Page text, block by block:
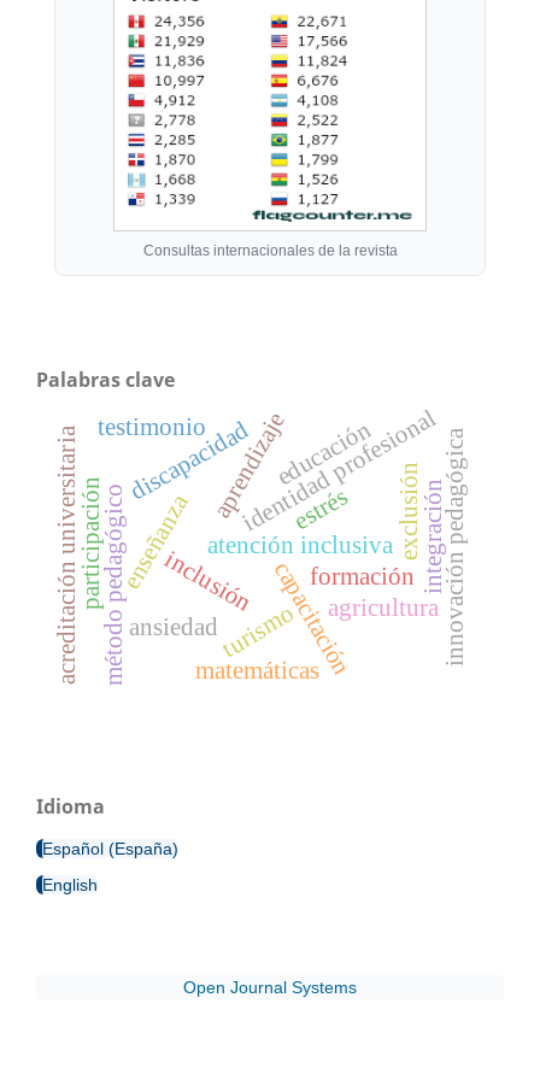
Consultas internacionales de la revista
Palabras clave
formación
atención inclusiva
identidad profesional
enseñanza
aprendizaje
inclusión
exclusión
discapacidad
capacitación
estrés
ansiedad
método pedagógico agricultura
turismo
educación
integración
participación innovación pedagógica
acreditación universitaria matemáticas
testimonio
Idioma
Español (España)
English
Open Journal Systems